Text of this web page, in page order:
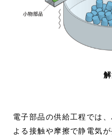
電子部品の供給工程では
よる接触や摩擦で静電気